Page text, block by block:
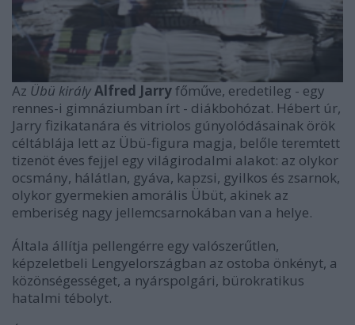
Az Übü királyAlfred Jarryfőműve, eredetileg - egy
rennes-i gimnáziumban írt - diákbohózat. Hébert úr,
Jarry fizikatanára és vitriolos gúnyolódásainak örök
céltáblája lett az Übü-figura magja, belőle teremtett
tizenöt éves fejjel egy világirodalmi alakot: az olykor
ocsmány, hálátlan, gyáva, kapzsi, gyilkos és zsarnok,
olykor gyermekien amorális Übüt, akinek az
emberiség nagy jellemcsarnokában van a helye.
Általa állítja pellengérre egy valószerűtlen,
képzeletbeli Lengyelországban az ostoba önkényt, a
közönségességet, a nyárspolgári, bürokratikus
hatalmi tébolyt.